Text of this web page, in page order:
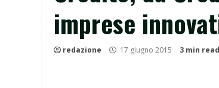
imprese
redazione 17 giugno 2015 3 min read